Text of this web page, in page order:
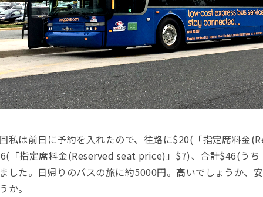
私は前日に予約を入れたので、往路に$20(「指定席料金
「指定席料金(Reserved seat price)」$7)、合計$46(う
した。日帰りのバスの旅に約5000円。高いでしょうか、
か。